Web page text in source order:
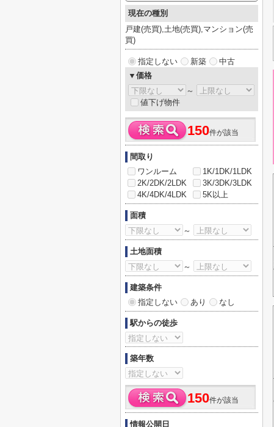
現在の種別
戸建(売買),土地(売買),マンション(売
買)
指定しない 新築
中古
▼価格
～
値下げ物件
150件が該当
間取り
ワンルーム
1K/1DK/1LDK
2K/2DK/2LDK
3K/3DK/3LDK
4K/4DK/4LDK
5K以上
面積
～
土地面積
～
建築条件
指定しない
あり なし
駅からの徒歩
築年数
150件が該当
情報公開日